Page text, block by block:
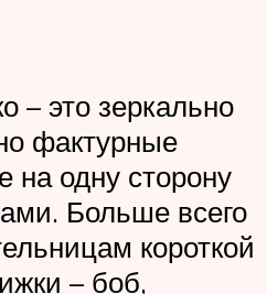
– это зеркально
фактурные
одну сторону
Больше всего
короткой
– боб,